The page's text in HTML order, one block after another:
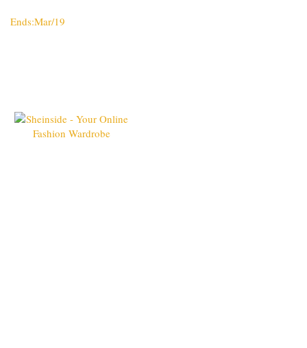
Ends:Mar/19